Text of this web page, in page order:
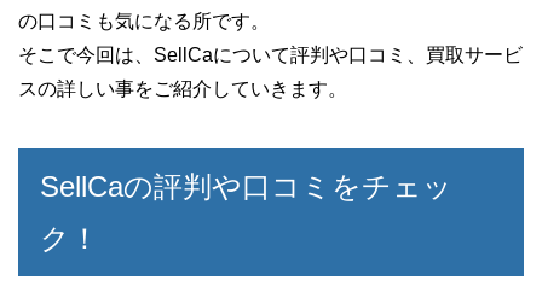
の口コミも気になる所です。
そこで今回は、SellCaについて評判や口コミ、買取サービ
スの詳しい事をご紹介していきます。
SellCaの評判や口コミをチェッ
ク！